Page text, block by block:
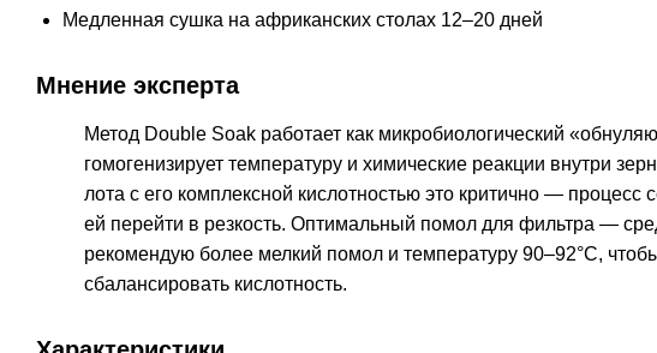
Медленная сушка на африканских столах 12–20 дней
Мнение эксперта
Метод Double Soak работает как микробиологический
гомогенизирует температуру и химические реакции внутри
лота с его комплексной кислотностью это критично — процесс
ей перейти в резкость. Оптимальный помол для фильтра —
рекомендую более мелкий помол и температуру 90–92°C,
сбалансировать кислотность.